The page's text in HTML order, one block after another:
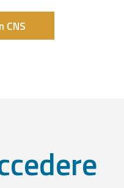
CNS